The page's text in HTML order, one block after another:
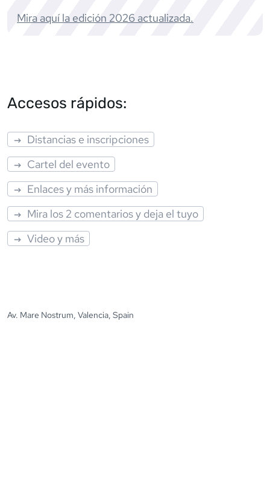
Mira aquí la edición 2026 actualizada.
Accesos rápidos:
Distancias e inscripciones
Cartel del evento
Enlaces y más información
Mira los 2 comentarios y deja el tuyo
Video y más
Av. Mare Nostrum, Valencia, Spain